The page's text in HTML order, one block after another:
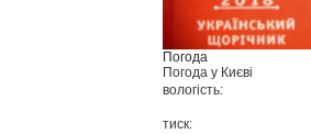
Погода
Погода у Києві
вологість:
тиск: